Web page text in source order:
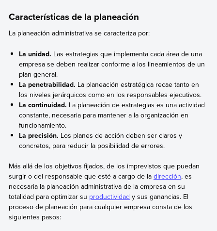
Características de la planeación
La planeación administrativa se caracteriza por:
La unidad. Las estrategias que implementa cada área de una
empresa se deben realizar conforme a los lineamientos de un
plan general.
La penetrabilidad. La planeación estratégica recae tanto en
los niveles jerárquicos como en los responsables ejecutivos.
La continuidad. La planeación de estrategias es una actividad
constante, necesaria para mantener a la organización en
funcionamiento.
La precisión. Los planes de acción deben ser claros y
concretos, para reducir la posibilidad de errores.
Más allá de los objetivos fijados, de los imprevistos que puedan
surgir o del responsable que esté a cargo de la dirección, es
necesaria la planeación administrativa de la empresa en su
totalidad para optimizar su productividad y sus ganancias. El
proceso de planeación para cualquier empresa consta de los
siguientes pasos: